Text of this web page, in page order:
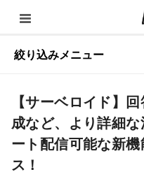
絞り込みメニュー
【サーベロイド】
成など、より詳細
ート配信可能な新
ス！